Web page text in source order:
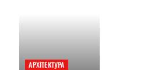
АРХІТЕКТУРА